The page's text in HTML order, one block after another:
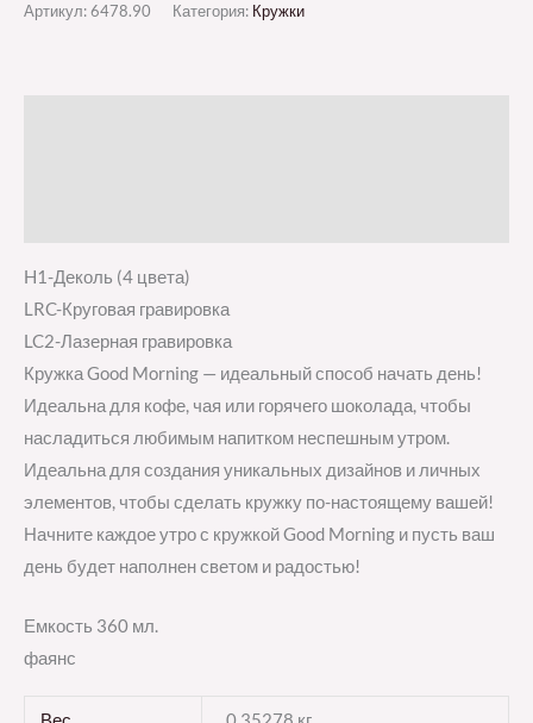
Артикул:6478.90 Категория: Кружки
H1-Деколь (4 цвета)
LRC-Круговая гравировка
LC2-Лазерная гравировка
Кружка Good Morning — идеальный способ начать день!
Идеальна для кофе, чая или горячего шоколада, чтобы
насладиться любимым напитком неспешным утром.
Идеальна для создания уникальных дизайнов и личных
элементов, чтобы сделать кружку по-настоящему вашей!
Начните каждое утро с кружкой Good Morning и пусть ваш
день будет наполнен светом и радостью!
Емкость 360 мл.
фаянс